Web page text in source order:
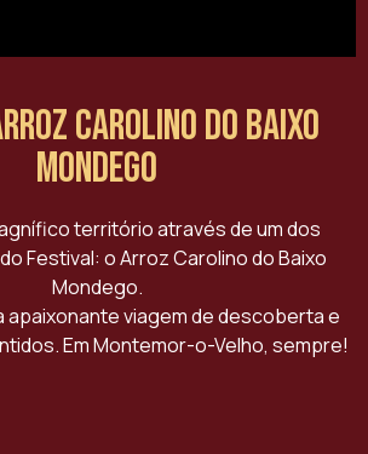
Carolino do Baixo
Mondego
território através de um dos
Festival: o Arroz Carolino do Baixo
Mondego.
apaixonante viagem de descoberta e
Em Montemor-o-Velho, sempre!